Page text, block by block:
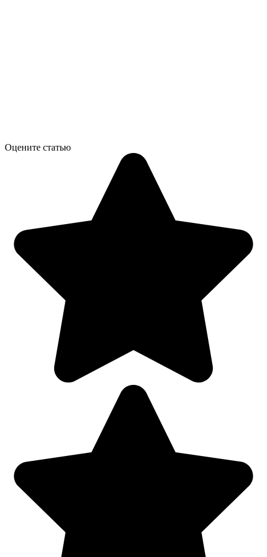
Оцените статью